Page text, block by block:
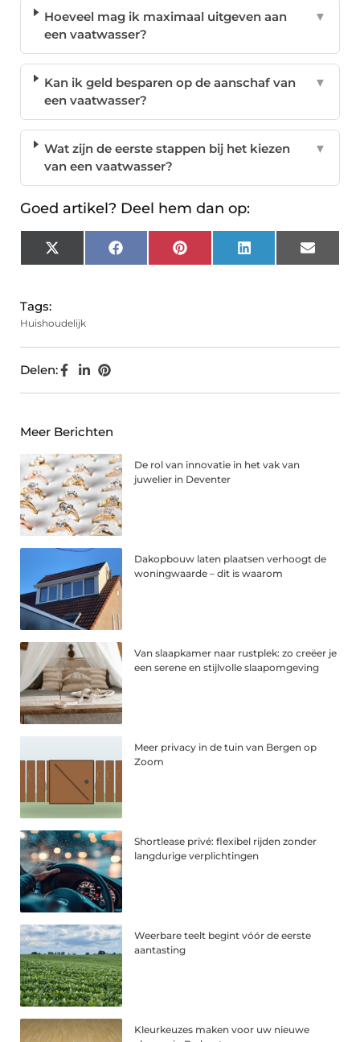
Hoeveel mag ik maximaal uitgeven aan
een vaatwasser?
▼
Kan ik geld besparen op de aanschaf van
een vaatwasser?
▼
Wat zijn de eerste stappen bij het kiezen
van een vaatwasser?
▼
Goed artikel? Deel hem dan op:
X
(Twitter)
FacebookPinterest LinkedIn Email
Tags:
Huishoudelijk
Delen:
Meer Berichten
De rol van innovatie in het vak van
juwelier in Deventer
Dakopbouw laten plaatsen verhoogt de
woningwaarde – dit is waarom
Van slaapkamer naar rustplek: zo creëer je
een serene en stijlvolle slaapomgeving
Meer privacy in de tuin van Bergen op
Zoom
Shortlease privé: flexibel rijden zonder
langdurige verplichtingen
Weerbare teelt begint vóór de eerste
aantasting
Kleurkeuzes maken voor uw nieuwe